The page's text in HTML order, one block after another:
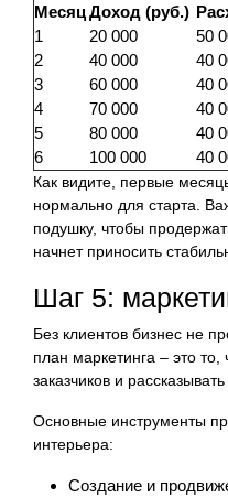
МесяцДоход (руб.)
1
20 000 50
2
40 000 40
3
60 000 40
4
70 000 40
5
80 000 40
6
100 000 40
Как видите, первые
нормально для старта.
подушку, чтобы
начнет приносить
Шаг 5:
Без клиентов бизнес не
план маркетинга – это
заказчиков и
Основные инструменты
интерьера:
Создание и